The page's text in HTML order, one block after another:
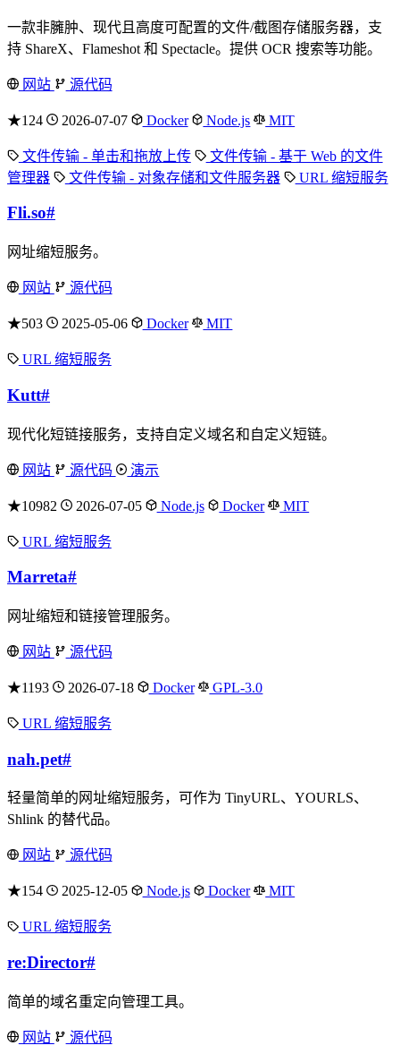
一款非臃肿、现代且高度可配置的文件/截图存储服务器，支
持 ShareX、Flameshot 和 Spectacle。提供 OCR 搜索等功能。
网站 源代码
★124 2026-07-07 Docker Node.js MIT
文件传输 - 单击和拖放上传
文件传输 - 基于 Web 的文件
管理器
文件传输 - 对象存储和文件服务器 URL 缩短服务
Fli.so#
网址缩短服务。
网站 源代码
★503 2025-05-06 Docker MIT
URL 缩短服务
Kutt#
现代化短链接服务，支持自定义域名和自定义短链。
网站 源代码 演示
★10982 2026-07-05 Node.js Docker MIT
URL 缩短服务
Marreta#
网址缩短和链接管理服务。
网站 源代码
★1193 2026-07-18 Docker GPL-3.0
URL 缩短服务
nah.pet#
轻量简单的网址缩短服务，可作为 TinyURL、YOURLS、
Shlink 的替代品。
网站 源代码
★154 2025-12-05 Node.js Docker MIT
URL 缩短服务
re:Director#
简单的域名重定向管理工具。
网站 源代码